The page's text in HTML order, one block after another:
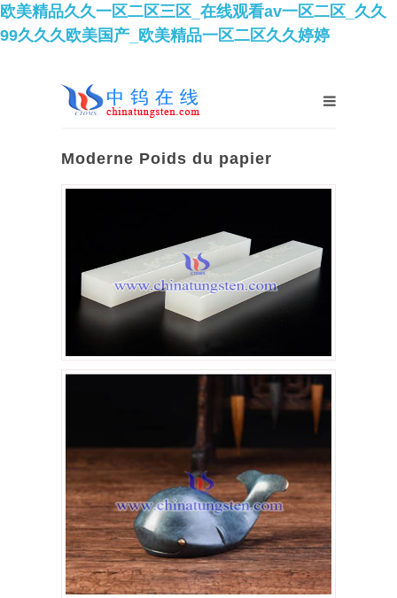
欧美精品久久一区二区三区_在线观看av一区二区_久久
99久久久欧美国产_欧美精品一区二区久久婷婷
Moderne Poids du papier